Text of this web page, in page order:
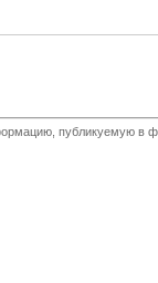
публикуемую